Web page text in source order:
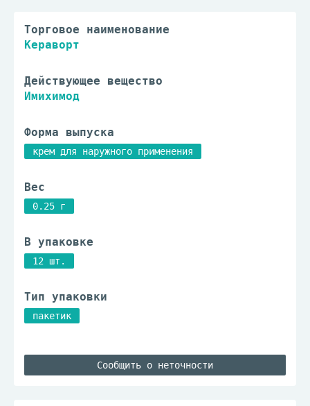
Торговое наименование
Кераворт
Действующее вещество
Имихимод
Форма выпуска
крем для наружного применения
Вес
0.25 г
В упаковке
12 шт.
Тип упаковки
пакетик
Сообщить о неточности